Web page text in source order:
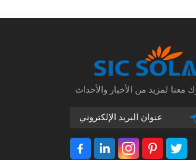
معنا لمزيد من الأخبار والأحداث